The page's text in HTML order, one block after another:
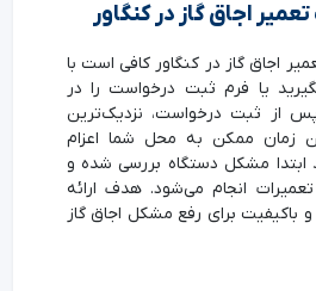
اجاق گاز در کنگاور
اجاق گاز در کنگاور کافی است با
یا فرم ثبت درخواست را در
از ثبت درخواست، نزدیک‌ترین
زمان ممکن به محل شما اعزام
ابتدا مشکل دستگاه بررسی شده و
انجام می‌شود. هدف ارائه
برای رفع مشکل اجاق گاز